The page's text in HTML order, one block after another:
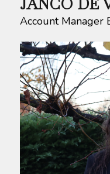
Account Manager